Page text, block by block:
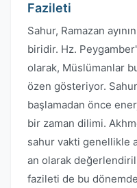
Fazileti
Sahur, Ramazan
biridir. Hz.
olarak, Müslümanlar
özen gösteriyor.
başlamadan önce
bir zaman dilimi.
sahur vakti genellikle
an olarak
fazileti de bu dönemde